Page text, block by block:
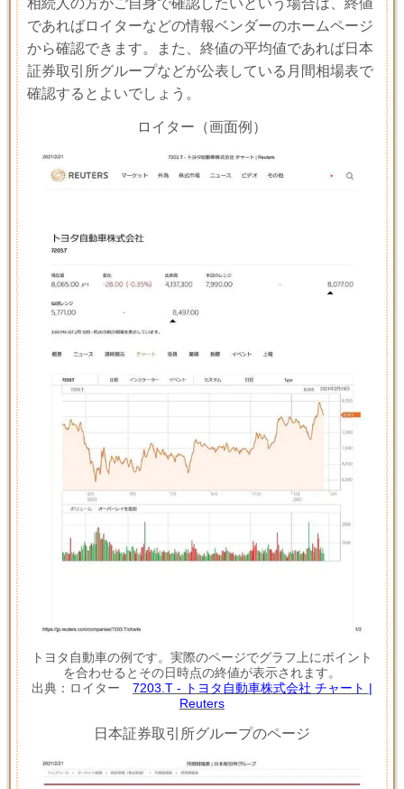
であればロイターなどの情報ベンダーのホームページ
から確認できます。また、終値の平均値であれば日本
証券取引所グループなどが公表している月間相場表で
確認するとよいでしょう。
ロイター（画面例）
トヨタ自動車の例です。実際のページでグラフ上にポイント
を合わせるとその日時点の終値が表示されます。
出典：ロイター 7203.T - トヨタ自動車株式会社 チャート |
Reuters
日本証券取引所グループのページ